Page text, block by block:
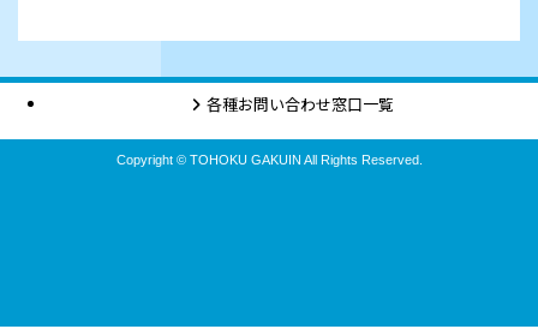
各種お問い合わせ窓口一覧
Copyright © TOHOKU GAKUIN All Rights Reserved.